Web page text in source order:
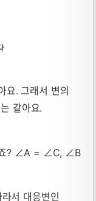
요. 그래서 변의
같아요.
죠? ∠A = ∠C, ∠B
서 대응변인